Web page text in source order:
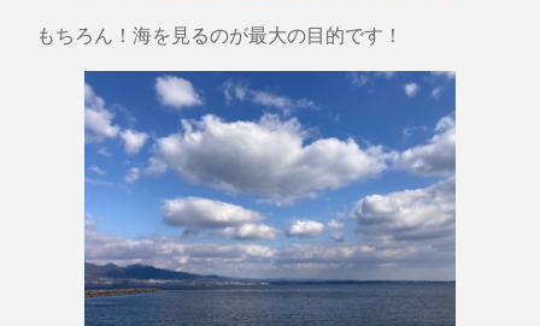
もちろん！海を見るのが最大の目的です！